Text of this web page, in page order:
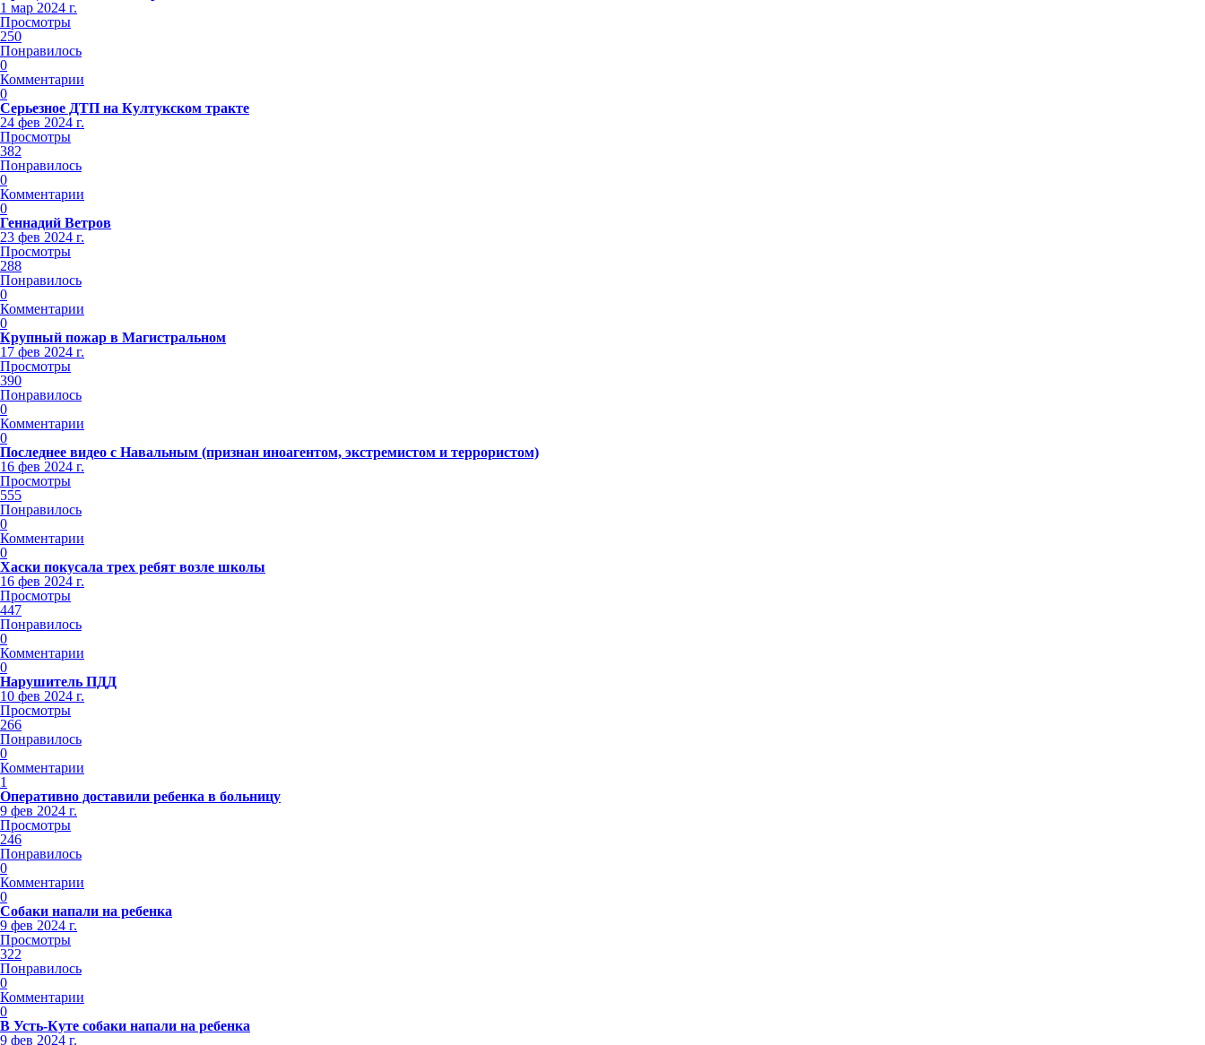
1 мар 2024 г.
Просмотры
250
Понравилось
0
Комментарии
0
Серьезное ДТП на Култукском тракте
24 фев 2024 г.
Просмотры
382
Понравилось
0
Комментарии
0
Геннадий Ветров
23 фев 2024 г.
Просмотры
288
Понравилось
0
Комментарии
0
Крупный пожар в Магистральном
17 фев 2024 г.
Просмотры
390
Понравилось
0
Комментарии
0
Последнее видео с Навальным (признан иноагентом, экстремистом и террористом)
16 фев 2024 г.
Просмотры
555
Понравилось
0
Комментарии
0
Хаски покусала трех ребят возле школы
16 фев 2024 г.
Просмотры
447
Понравилось
0
Комментарии
0
Нарушитель ПДД
10 фев 2024 г.
Просмотры
266
Понравилось
0
Комментарии
1
Оперативно доставили ребенка в больницу
9 фев 2024 г.
Просмотры
246
Понравилось
0
Комментарии
0
Собаки напали на ребенка
9 фев 2024 г.
Просмотры
322
Понравилось
0
Комментарии
0
В Усть-Куте собаки напали на ребенка
9 фев 2024 г.